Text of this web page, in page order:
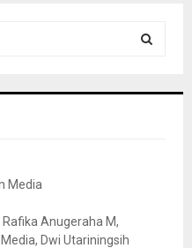
Media
Anugeraha M,
Dwi Utariningsih